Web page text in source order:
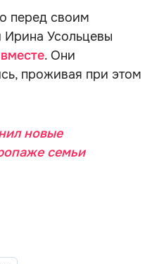
перед своим
Ирина Усольцевы
. Они
проживая при этом
новые
семьи